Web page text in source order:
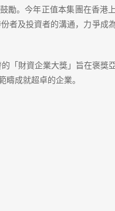
勵。今年正值本集團在香港
者及投資者的溝通，力爭成
「財資企業大獎」旨在褒獎
成就超卓的企業。